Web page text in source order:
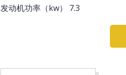
发动机功率（kw） 7.3